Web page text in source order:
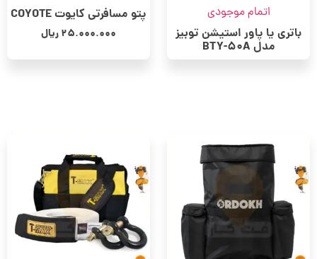
اتمام موجودی
باتری یا پاور استیشن توبیز
مدل BTY-50A
پتو مسافرتی کایوت COYOTE
25.000.000ریال